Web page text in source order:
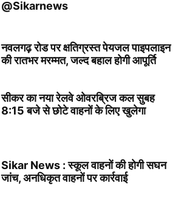
@Sikarnews
नवलगढ़ रोड पर क्षतिग्रस्त पेयजल पाइपलाइन
की रातभर मरम्मत, जल्द बहाल होगी आपूर्ति
सीकर का नया रेलवे ओवरब्रिज कल सुबह
8:15 बजे से छोटे वाहनों के लिए खुलेगा
Sikar News : स्कूल वाहनों की होगी सघन
जांच, अनधिकृत वाहनों पर कार्रवाई